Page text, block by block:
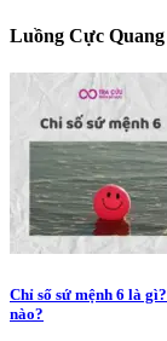
Luồng Cực Quang
Chỉ số sứ mệnh 6 là
nào?